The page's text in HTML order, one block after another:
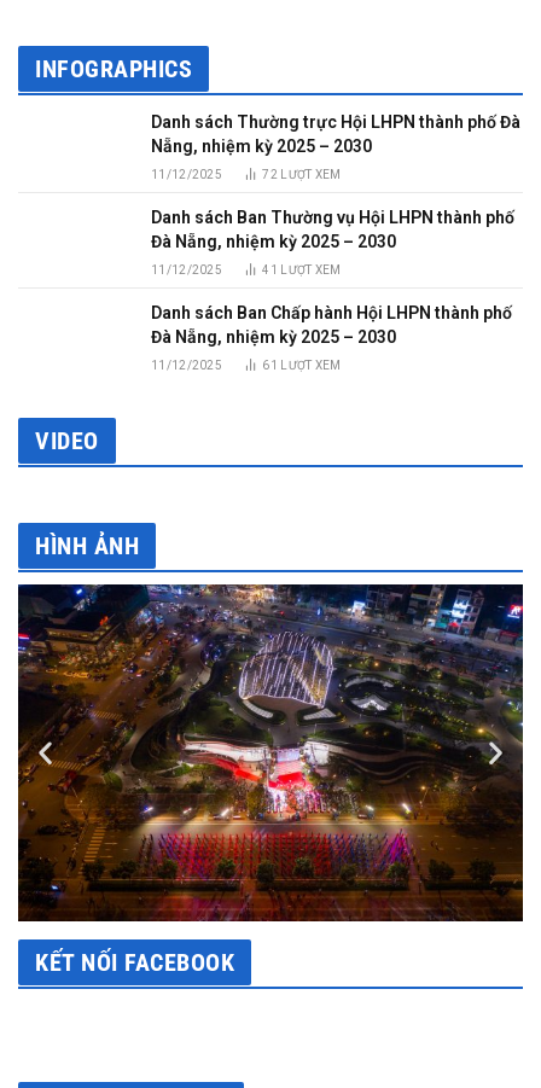
INFOGRAPHICS
Danh sách Thường trực Hội LHPN thành phố Đà
Nẵng, nhiệm kỳ 2025 – 2030
11/12/2025 72 LƯỢT XEM
Danh sách Ban Thường vụ Hội LHPN thành phố
Đà Nẵng, nhiệm kỳ 2025 – 2030
11/12/2025 41 LƯỢT XEM
Danh sách Ban Chấp hành Hội LHPN thành phố
Đà Nẵng, nhiệm kỳ 2025 – 2030
11/12/2025 61 LƯỢT XEM
VIDEO
HÌNH ẢNH
KẾT NỐI FACEBOOK